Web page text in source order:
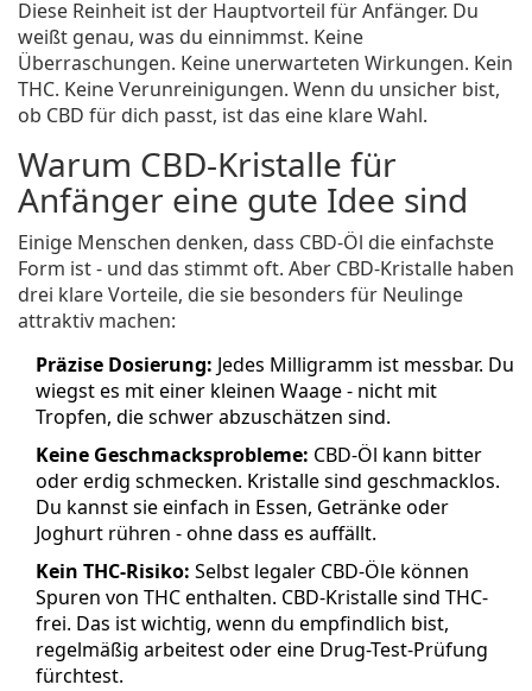
Diese Reinheit ist der Hauptvorteil für Anfänger. Du
weißt genau, was du einnimmst. Keine
Überraschungen. Keine unerwarteten Wirkungen. Kein
THC. Keine Verunreinigungen. Wenn du unsicher bist,
ob CBD für dich passt, ist das eine klare Wahl.
Warum CBD-Kristalle für
Anfänger eine gute Idee sind
Einige Menschen denken, dass CBD-Öl die einfachste
Form ist - und das stimmt oft. Aber CBD-Kristalle haben
drei klare Vorteile, die sie besonders für Neulinge
attraktiv machen:
Präzise Dosierung: Jedes Milligramm ist messbar. Du
wiegst es mit einer kleinen Waage - nicht mit
Tropfen, die schwer abzuschätzen sind.
Keine Geschmacksprobleme: CBD-Öl kann bitter
oder erdig schmecken. Kristalle sind geschmacklos.
Du kannst sie einfach in Essen, Getränke oder
Joghurt rühren - ohne dass es auffällt.
Kein THC-Risiko: Selbst legaler CBD-Öle können
Spuren von THC enthalten. CBD-Kristalle sind THC-
frei. Das ist wichtig, wenn du empfindlich bist,
regelmäßig arbeitest oder eine Drug-Test-Prüfung
fürchtest.